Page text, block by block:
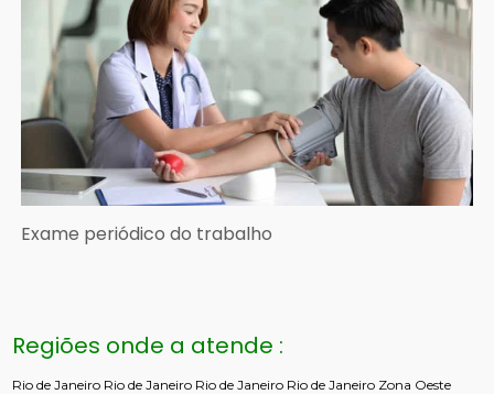
Exame periódico do trabalho
Regiões onde a atende :
Rio de Janeiro Rio de Janeiro Rio de Janeiro Rio de Janeiro Zona Oeste